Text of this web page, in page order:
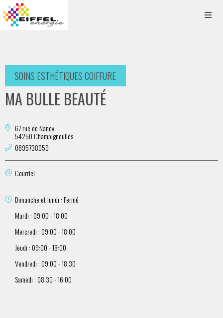
SOINS ESTHÉTIQUES COIFFURE
MA BULLE BEAUTÉ
67 rue de Nancy
54250 Champigneulles
0695738959
Courriel
Dimanche et lundi : Fermé
Mardi : 09:00 - 18:00
Mercredi : 09:00 - 18:00
Jeudi : 09:00 - 18:00
Vendredi : 09:00 - 18:30
Samedi : 08:30 - 16:00